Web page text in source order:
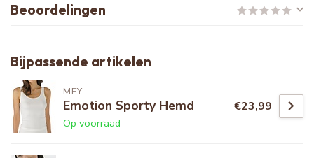
Beoordelingen
Bijpassende artikelen
MEY
Emotion Sporty Hemd
Op voorraad
€23,99